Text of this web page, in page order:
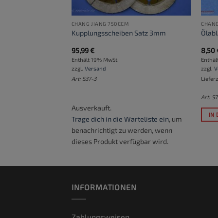
CHANG JIANG 750CCM
Kupplungsscheiben Satz 3mm
95,99€
Enthält 19% MwSt.
zzgl. Versand
Art: S37-3
Ausverkauft.
Trage dich in die Warteliste ein, um
benachrichtigt zu werden, wenn
dieses Produkt verfügbar wird.
8,50
zzgl.
Art:
IN
INFORMATIONEN